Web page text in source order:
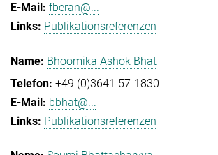
fberan@...
Publikationsreferenzen
Bhoomika Ashok Bhat
+49 (0)3641 57-1830
bbhat@...
Publikationsreferenzen